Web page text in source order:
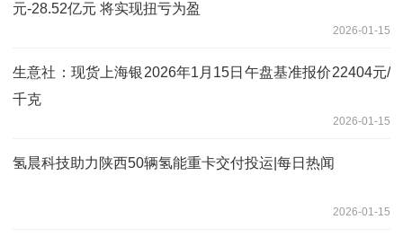
元-28.52亿元 将实现扭亏为盈
2026-01-15
生意社：现货上海银2026年1月15日午盘基准报价22404元/
千克
2026-01-15
氢晨科技助力陕西50辆氢能重卡交付投运|每日热闻
2026-01-15